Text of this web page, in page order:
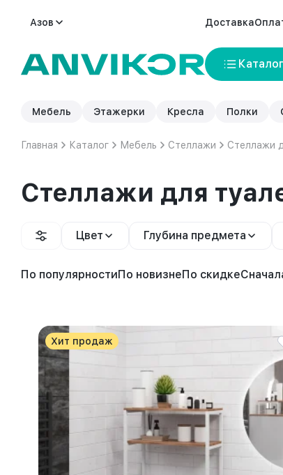
Азов Доставка
Каталог
Мебель Этажерки Кресла Полки
Главная Каталог Мебель Стеллажи Стеллажи
Стеллажи для
Цвет Глубина предмета
По популярностиПо новизнеПо скидке
Хит продаж